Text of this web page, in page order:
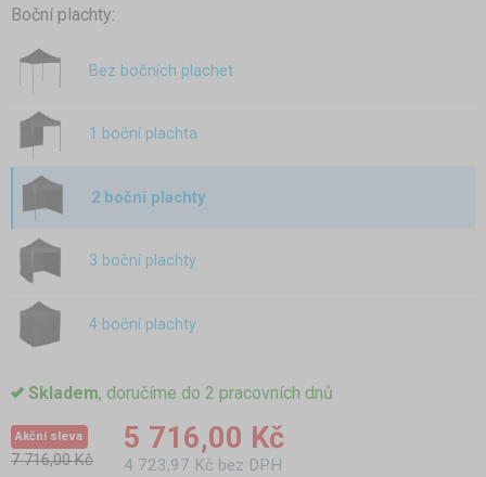
Boční plachty:
Bez bočních plachet
1 boční plachta
2 boční plachty
3 boční plachty
4 boční plachty
Skladem, doručíme do 2 pracovních dnů
Akční sleva
7 716,00 Kč
5 716,00 Kč
4 723,97 Kč bez DPH